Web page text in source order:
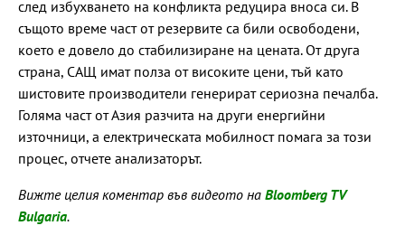
след избухването на конфликта редуцира вноса си. В
същото време част от резервите са били освободени,
което е довело до стабилизиране на цената. От друга
страна, САЩ имат полза от високите цени, тъй като
шистовите производители генерират сериозна печалба.
Голяма част от Азия разчита на други енергийни
източници, а електрическата мобилност помага за този
процес, отчете анализаторът.
Вижте целия коментар във видеото на Bloomberg TV
Bulgaria.